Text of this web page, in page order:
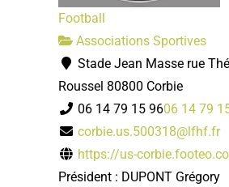
Football
Associations Sportives
Stade Jean Masse rue
Roussel 80800 Corbie
06 14 79 15 9606 14 79
corbie.us.500318@lfhf.fr
https://us-
Président : DUPONT Grégory